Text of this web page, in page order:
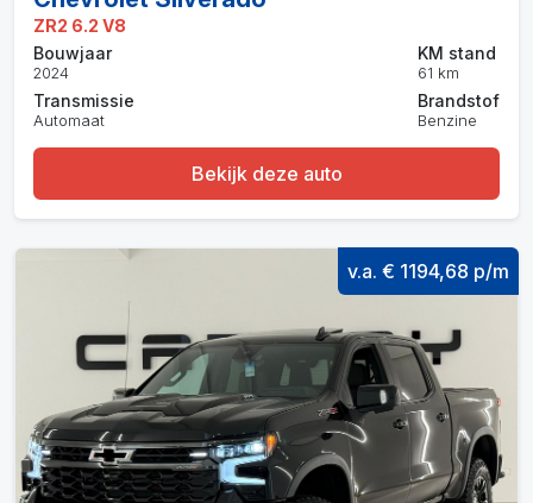
ZR2 6.2 V8
Bouwjaar
2024
Transmissie
Automaat
KM stand
61 km
Brandstof
Benzine
Bekijk deze auto
v.a. € 1194,68 p/m